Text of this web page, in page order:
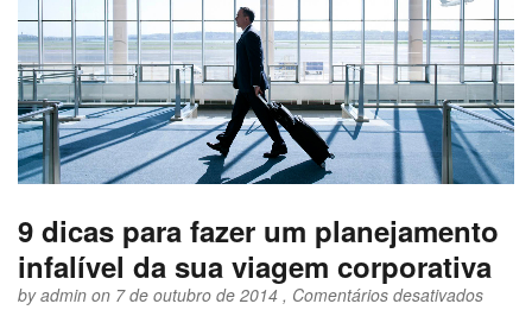
9 dicas para fazer um planejamento
infalível da sua viagem corporativa
byadmin on 7 de outubro de 2014 , Comentários desativadosem